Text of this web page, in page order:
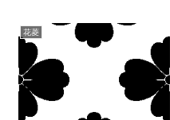
花菱